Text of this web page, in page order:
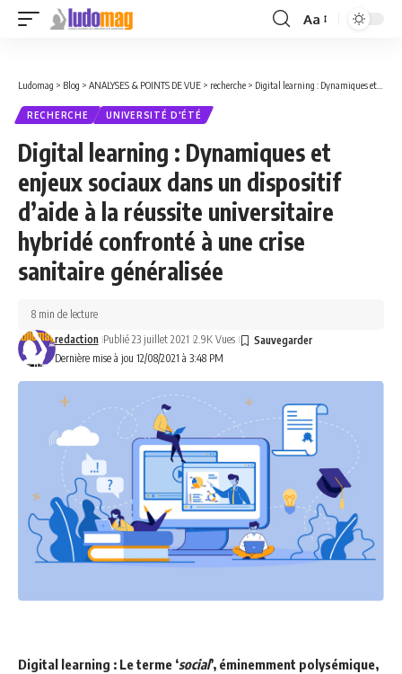
Font
Aa
Ludomag > Blog > ANALYSES & POINTS DE VUE > recherche > Digital learning : Dynamiques et enjeux sociaux dans un dispositif d’aide à la réussite universitaire hybridé confronté à une crise sanitaire généralisée
RECHERCHE UNIVERSITÉ D'ÉTÉ
Digital learning : Dynamiques et
enjeux sociaux dans un dispositif
d’aide à la réussite universitaire
hybridé confronté à une crise
sanitaire généralisée
Dernière mise à jou 12/08/2021 à 3:48 PM
redaction Publié 23 juillet 2021 2.9K Vues
8 min de lecture
Digital learning : Le terme ‘social’, éminemment polysémique,